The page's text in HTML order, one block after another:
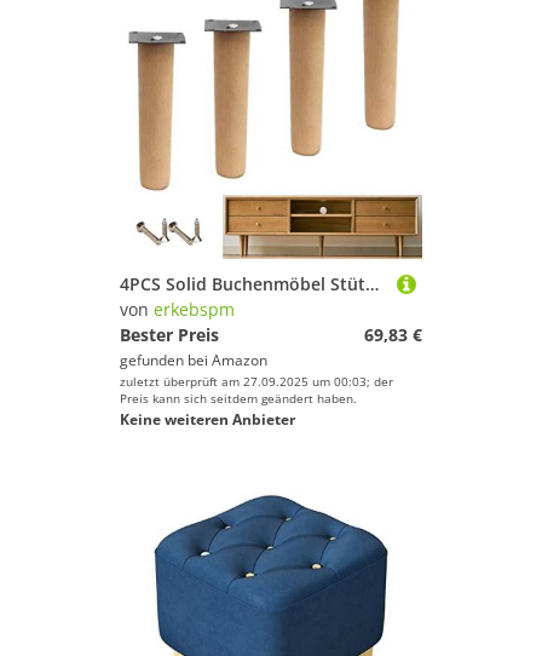
4PCS Solid Buchenmöbel Stützbeine, Ersatzsofa Bettfüße, vertikale Holzküchentisch -Bein, Esstisch Couchtisch Füße für Schrank, Bank, TV -Schrank, mit Montage -Acces
von erkebspm
Bester Preis
69,83 €
gefunden bei Amazon
zuletzt überprüft am 27.09.2025 um 00:03; der
Preis kann sich seitdem geändert haben.
Keine weiteren Anbieter